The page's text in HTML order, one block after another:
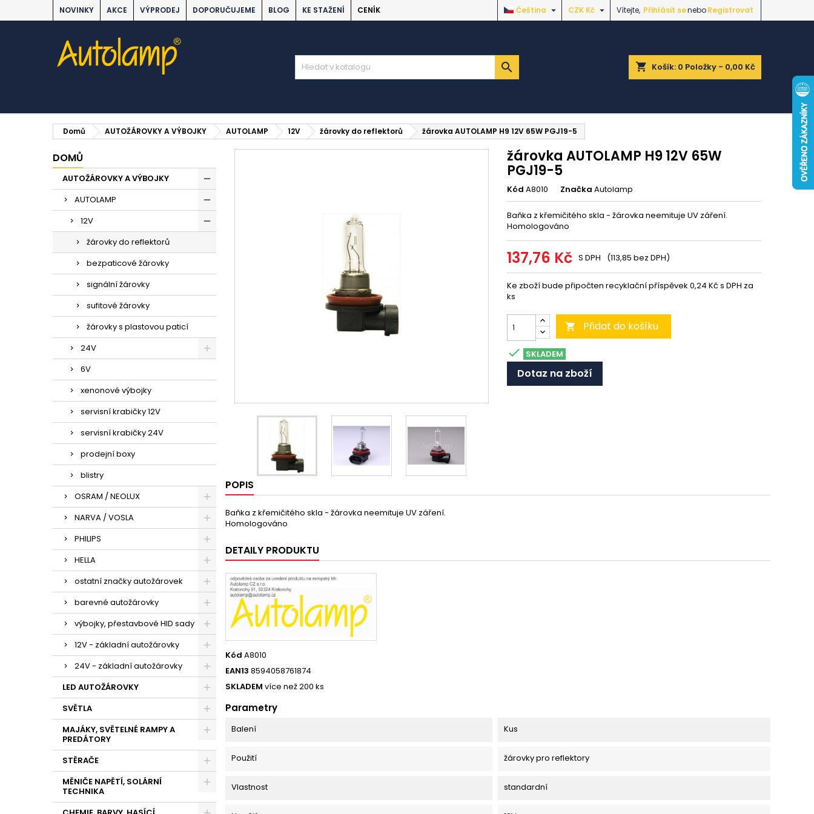
NOVINKY AKCE VÝPRODEJ DOPORUČUJEME BLOG KE STAŽENÍ CENÍK Vítejte, Přihlásit seneboRegistrovat
CZK Kč 
Čeština 
shopping_cart Košík: 0 Položky - 0,00 Kč

Domů AUTOŽÁROVKY A VÝBOJKY AUTOLAMP 12V žárovky do reflektorů žárovka AUTOLAMP H9 12V 65W PGJ19-5
DOMŮ
AUTOŽÁROVKY A VÝBOJKY
AUTOLAMP
12V
žárovky do reflektorů
bezpaticové žárovky
signální žárovky
sufitové žárovky
žárovky s plastovou paticí
24V
6V
xenonové výbojky
servisní krabičky 12V
servisní krabičky 24V
prodejní boxy
blistry
OSRAM / NEOLUX
NARVA / VOSLA
PHILIPS
HELLA
ostatní značky autožárovek
barevné autožárovky
výbojky, přestavbové HID sady
12V - základní autožárovky
24V - základní autožárovky
LED AUTOŽÁROVKY
SVĚTLA
MAJÁKY, SVĚTELNÉ RAMPY A
PREDÁTORY
STĚRAČE
MĚNIČE NAPĚTÍ, SOLÁRNÍ
TECHNIKA
žárovka AUTOLAMP H9 12V 65W
PGJ19-5
Kód A8010 Značka Autolamp
Baňka z křemičitého skla - žárovka neemituje UV záření.
Homologováno
137,76 Kč S DPH (113,85 bez DPH)
Ke zboží bude připočten recyklační příspěvek 0,24 Kč s DPH za
ks
 Přidat do košíku
 SKLADEM
Dotaz na zboží
POPIS
Baňka z křemičitého skla - žárovka neemituje UV záření.
Homologováno
DETAILY PRODUKTU
Kód A8010
EAN13 8594058761874
SKLADEM více než 200 ks
Parametry
Balení Kus
Použití žárovky pro reflektory
Vlastnost standardní